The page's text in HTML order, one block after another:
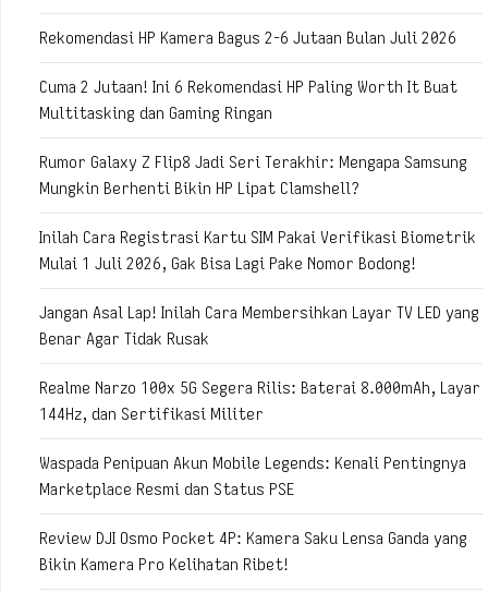
Rekomendasi HP Kamera Bagus 2-6 Jutaan Bulan Juli 2026
Cuma 2 Jutaan! Ini 6 Rekomendasi HP Paling Worth It Buat
Multitasking dan Gaming Ringan
Rumor Galaxy Z Flip8 Jadi Seri Terakhir: Mengapa Samsung
Mungkin Berhenti Bikin HP Lipat Clamshell?
Inilah Cara Registrasi Kartu SIM Pakai Verifikasi Biometrik
Mulai 1 Juli 2026, Gak Bisa Lagi Pake Nomor Bodong!
Jangan Asal Lap! Inilah Cara Membersihkan Layar TV LED yang
Benar Agar Tidak Rusak
Realme Narzo 100x 5G Segera Rilis: Baterai 8.000mAh, Layar
144Hz, dan Sertifikasi Militer
Waspada Penipuan Akun Mobile Legends: Kenali Pentingnya
Marketplace Resmi dan Status PSE
Review DJI Osmo Pocket 4P: Kamera Saku Lensa Ganda yang
Bikin Kamera Pro Kelihatan Ribet!